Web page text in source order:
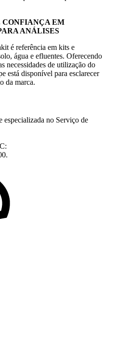
CONFIANÇA EM
ANÁLISES
é referência em kits e
água e efluentes. Oferecendo
necessidades de utilização do
está disponível para esclarecer
da marca.
no Serviço de